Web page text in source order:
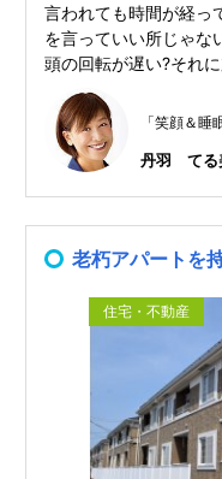
言われても時間が経っ
を言っていい所じゃな
頭の回転が遅い?それ
「笑顔＆睡
丹羽 てる
老朽アパートを
住宅・不動産